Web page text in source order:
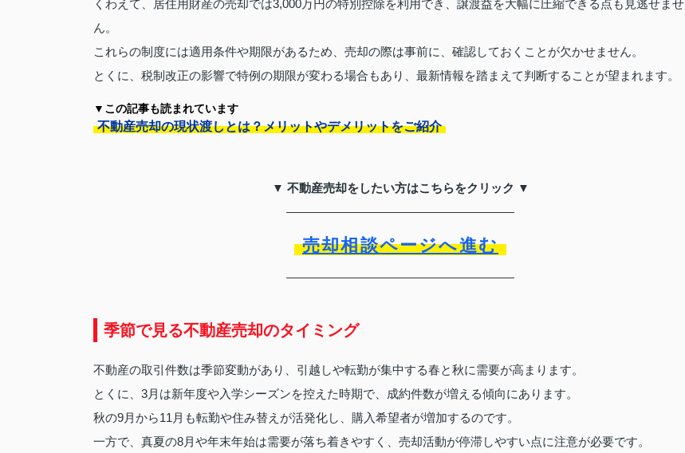
くわえて、居住用財産の売却では3,000万円の特別控除を利用でき、譲渡益を大幅に圧縮できる点も見逃せませ
ん。
これらの制度には適用条件や期限があるため、売却の際は事前に、確認しておくことが欠かせません。
とくに、税制改正の影響で特例の期限が変わる場合もあり、最新情報を踏まえて判断することが望まれます。
▼この記事も読まれています
不動産売却の現状渡しとは？メリットやデメリットをご紹介
▼ 不動産売却をしたい方はこちらをクリック ▼
売却相談ページへ進む
季節で見る不動産売却のタイミング
不動産の取引件数は季節変動があり、引越しや転勤が集中する春と秋に需要が高まります。
とくに、3月は新年度や入学シーズンを控えた時期で、成約件数が増える傾向にあります。
秋の9月から11月も転勤や住み替えが活発化し、購入希望者が増加するのです。
一方で、真夏の8月や年末年始は需要が落ち着きやすく、売却活動が停滞しやすい点に注意が必要です。